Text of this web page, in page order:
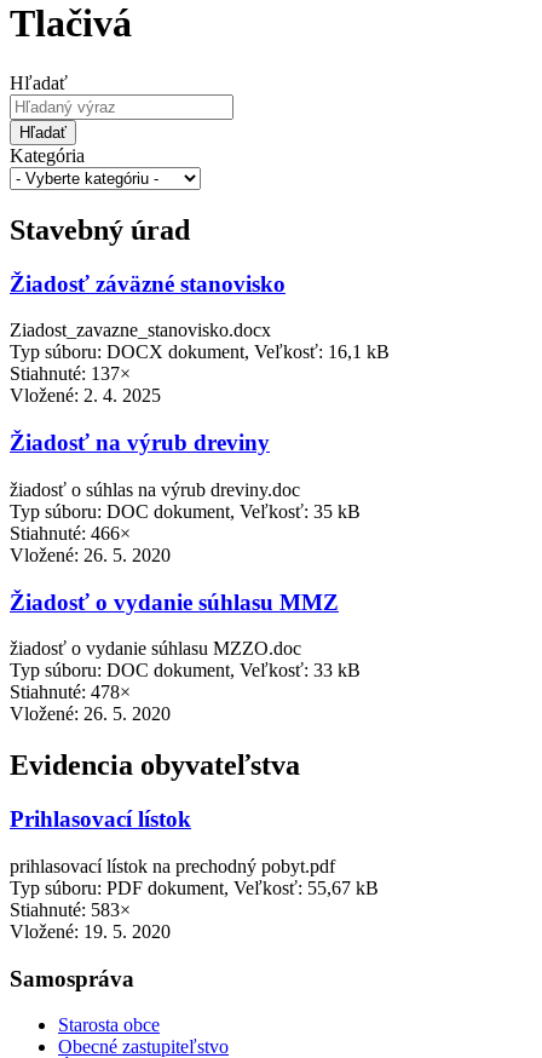
Tlačivá
Hľadať
Hľadať
Kategória
Stavebný úrad
Žiadosť záväzné stanovisko
Ziadost_zavazne_stanovisko.docx
Typ súboru: DOCX dokument, Veľkosť: 16,1 kB
Stiahnuté: 137×
Vložené: 2. 4. 2025
Žiadosť na výrub dreviny
žiadosť o súhlas na výrub dreviny.doc
Typ súboru: DOC dokument, Veľkosť: 35 kB
Stiahnuté: 466×
Vložené: 26. 5. 2020
Žiadosť o vydanie súhlasu MMZ
žiadosť o vydanie súhlasu MZZO.doc
Typ súboru: DOC dokument, Veľkosť: 33 kB
Stiahnuté: 478×
Vložené: 26. 5. 2020
Evidencia obyvateľstva
Prihlasovací lístok
prihlasovací lístok na prechodný pobyt.pdf
Typ súboru: PDF dokument, Veľkosť: 55,67 kB
Stiahnuté: 583×
Vložené: 19. 5. 2020
Samospráva
Starosta obce
Obecné zastupiteľstvo